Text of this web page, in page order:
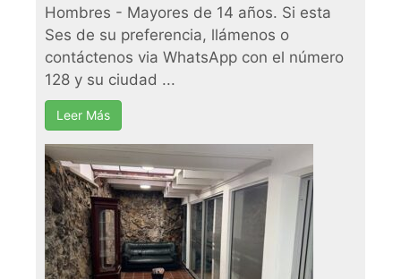
Hombres - Mayores de 14 años. Si esta
Ses de su preferencia, llámenos o
contáctenos via WhatsApp con el número
128 y su ciudad ...
Leer Más